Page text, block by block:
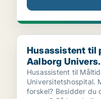
Husassistent til
Husassistent til
Aalborg
Husassistent til
Universitetshospital. Motiveres du af at gøre en
forskel? Besidder du